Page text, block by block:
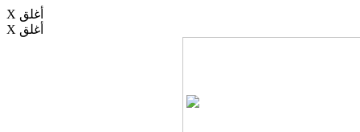
X أغلق
X أغلق